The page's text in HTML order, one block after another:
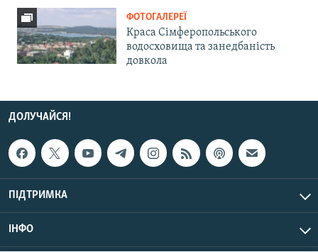
ФОТОГАЛЕРЕЇ
Краса Сімферопольського
водосховища та занедбаність
довкола
ДОЛУЧАЙСЯ!
ПІДТРИМКА
ІНФО